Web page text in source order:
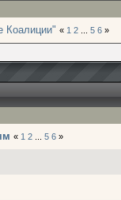
Коалиции" « 1 2 5 6 »
« 1 2 5 6 »